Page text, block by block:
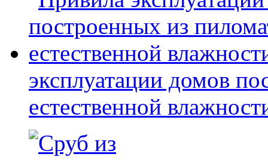
эксплуатации домов
естественной